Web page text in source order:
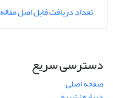
تعداد دریافت فایل اصل مقاله
دسترسی سریع
صفحه اصلی